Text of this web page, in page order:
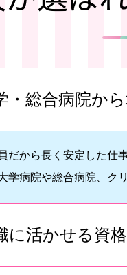
・総合病院か
だから長く安定した仕
学病院や総合病院、ク
に活かせる資